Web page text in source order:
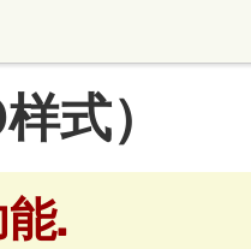
式）
.